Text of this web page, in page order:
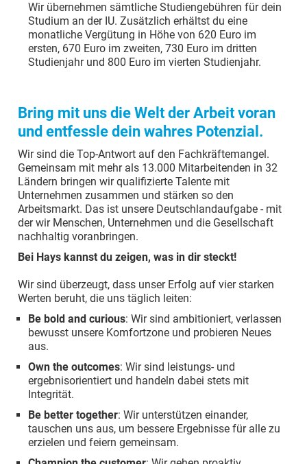
Wir übernehmen sämtliche Studiengebühren für dein
Studium an der IU. Zusätzlich erhältst du eine
monatliche Vergütung in Höhe von 620 Euro im
ersten, 670 Euro im zweiten, 730 Euro im dritten
Studienjahr und 800 Euro im vierten Studienjahr.
Bring mit uns die Welt der Arbeit voran
und entfessle dein wahres Potenzial.
Wir sind die Top-Antwort auf den Fachkräftemangel.
Gemeinsam mit mehr als 13.000 Mitarbeitenden in 32
Ländern bringen wir qualifizierte Talente mit
Unternehmen zusammen und stärken so den
Arbeitsmarkt. Das ist unsere Deutschlandaufgabe - mit
der wir Menschen, Unternehmen und die Gesellschaft
nachhaltig voranbringen.
Bei Hays kannst du zeigen, was in dir steckt!
Wir sind überzeugt, dass unser Erfolg auf vier starken
Werten beruht, die uns täglich leiten:
Be bold and curious: Wir sind ambitioniert, verlassen
bewusst unsere Komfortzone und probieren Neues
aus.
Own the outcomes: Wir sind leistungs- und
ergebnisorientiert und handeln dabei stets mit
Integrität.
Be better together: Wir unterstützen einander,
tauschen uns aus, um bessere Ergebnisse für alle zu
erzielen und feiern gemeinsam.